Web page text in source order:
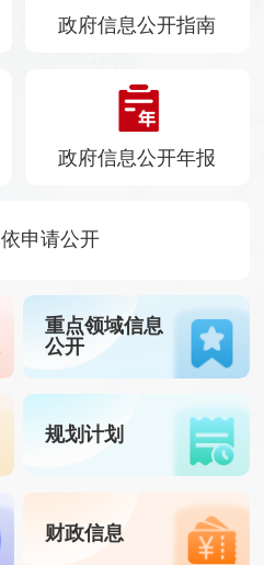
政府信息公开指南
政府信息公开年报
依申请公开
重点领域信息
公开
规划计划
财政信息